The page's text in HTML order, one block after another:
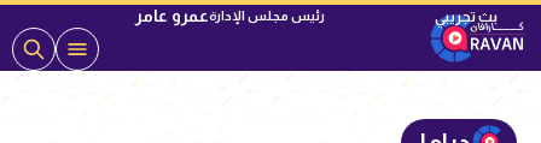
رئيس مجلس الإدارةعمرو عامر